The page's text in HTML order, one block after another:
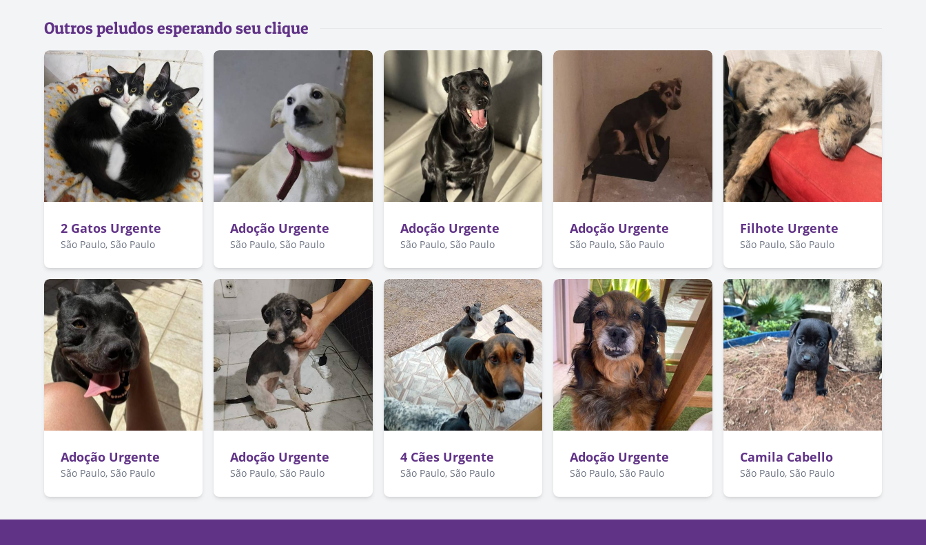
Outros peludos esperando seu clique
2 Gatos Urgente
São Paulo, São Paulo
Adoção Urgente
São Paulo, São Paulo
Adoção Urgente
São Paulo, São Paulo
Adoção Urgente
São Paulo, São Paulo
Filhote Urgente
São Paulo, São Paulo
Adoção Urgente
São Paulo, São Paulo
Adoção Urgente
São Paulo, São Paulo
4 Cães Urgente
São Paulo, São Paulo
Adoção Urgente
São Paulo, São Paulo
Camila Cabello
São Paulo, São Paulo